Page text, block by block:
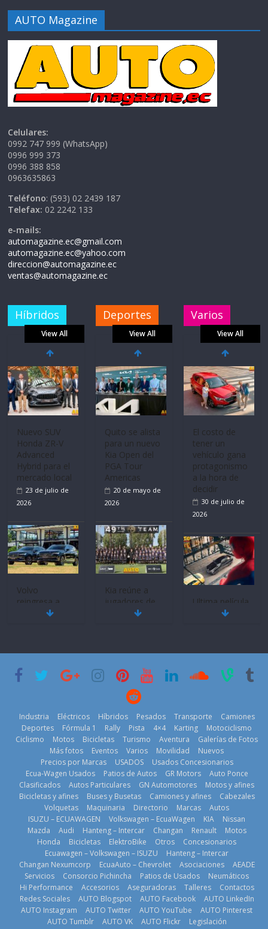
AUTO Magazine
Celulares:
0992 747 999 (WhatsApp)
0996 999 373
0996 388 858
0963635863
Teléfono: (593) 02 2439 187
Telefax: 02 2242 133
e-mails:
automagazine.ec@gmail.com
automagazine.ec@yahoo.com
direccion@automagazine.ec
ventas@automagazine.ec
Híbridos
View All
Honda ZR-V
Advanced
Hybrid para el
mercado local
23 de julio de
2026
reingresa a
Ecuador de la
mano de
PHEV
2026
Mercado
automotor
ecuatoriano
creció un 28%
en julio de
2026
4 de agosto de
Deportes
View All
La FEDAK
recibe 12
Sinotruk
Bolden para
de La Vuelta
31 de julio de
2026
Quito se alista
para un nuevo
Kia Open del
Americas
20 de mayo de
Kia reúne a
jugadores de
fútbol de todo
el mundo en
‘Kia OMBC
Cup’
6 de mayo de
2026
La Vuelta al
Ecuador 2026,
edición 47ª,
recorre 7
provincias en 8
Varios
View All
tener un
vehículo gana
protagonismo
a la hora de
decidir
30 de julio de
2026
Ultima película
‘Spider‑Man:
Brand New
BMW
2026
¿Qué puede
pasar con tu
vehículo si
permanece
varios días sin
usar?
3 de agosto de
2026
Industria Eléctricos Híbridos Pesados Transporte
Camiones
Deportes
Fórmula 1 Rally Pista 4×4 Karting
Motociclismo
Ciclismo
Motos Bicicletas Turismo Aventura
Galerías de Fotos
Más fotos
Eventos Varios Movilidad
Nuevos
Precios por Marcas
USADOS
Usados Concesionarios
Ecua-Wagen Usados
Patios de Autos GR Motors
Auto Ponce
Clasificados
Autos Particulares GN Automotores
Motos y afines
Bicicletas y afines
Buses y Busetas Camiones y afines
Cabezales
Volquetas
Maquinaria Directorio Marcas
Autos
ISUZU – ECUAWAGEN
Volkswagen – EcuaWagen KIA
Nissan
Mazda
Audi Hanteng – Intercar Changan Renault
Motos
Honda
Bicicletas ElektroBike Otros
Concesionarios
Ecuawagen – Volkswagen – ISUZU
Hanteng – Intercar
Changan Nexumcorp
EcuaAuto – Chevrolet Asociaciones
AEADE
Servicios
Consorcio Pichincha Patios de Usados
Neumáticos
Hi Performance
Accesorios Aseguradoras Talleres
Contactos
Redes Sociales
AUTO Blogspot AUTO Facebook
AUTO LinkedIn
AUTO Instagram
AUTO Twitter AUTO YouTube
AUTO Pinterest
AUTO Tumblr
AUTO VK AUTO Flickr Legislación